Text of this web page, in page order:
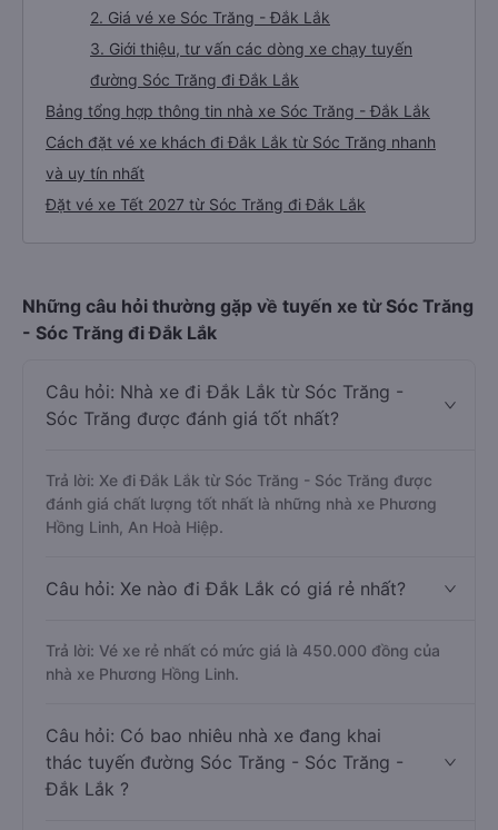
2. Giá vé xe Sóc Trăng - Đắk Lắk
3. Giới thiệu, tư vấn các dòng xe chạy tuyến
đường Sóc Trăng đi Đắk Lắk
Bảng tổng hợp thông tin nhà xe Sóc Trăng - Đắk Lắk
Cách đặt vé xe khách đi Đắk Lắk từ Sóc Trăng nhanh
và uy tín nhất
Đặt vé xe Tết 2027 từ Sóc Trăng đi Đắk Lắk
Những câu hỏi thường gặp về tuyến xe từ Sóc Trăng
- Sóc Trăng đi Đắk Lắk
Câu hỏi: Nhà xe đi Đắk Lắk từ Sóc Trăng -
Sóc Trăng được đánh giá tốt nhất?
Trả lời: Xe đi Đắk Lắk từ Sóc Trăng - Sóc Trăng được
đánh giá chất lượng tốt nhất là những nhà xe Phương
Hồng Linh, An Hoà Hiệp.
Câu hỏi: Xe nào đi Đắk Lắk có giá rẻ nhất?
Trả lời: Vé xe rẻ nhất có mức giá là 450.000 đồng của
nhà xe Phương Hồng Linh.
Câu hỏi: Có bao nhiêu nhà xe đang khai
thác tuyến đường Sóc Trăng - Sóc Trăng -
Đắk Lắk ?